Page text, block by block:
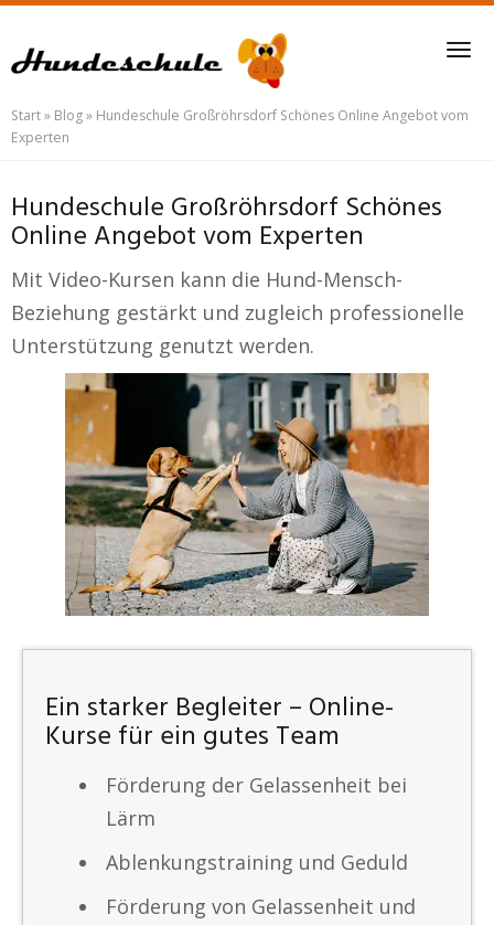
main
content
Start» Blog» Hundeschule Großröhrsdorf Schönes Online Angebot vom
Experten
Hundeschule Großröhrsdorf Schönes
Online Angebot vom Experten
Mit Video-Kursen kann die Hund-Mensch-
Beziehung gestärkt und zugleich professionelle
Unterstützung genutzt werden.
Ein starker Begleiter – Online-
Kurse für ein gutes Team
Förderung der Gelassenheit bei
Lärm
Ablenkungstraining und Geduld
Förderung von Gelassenheit und